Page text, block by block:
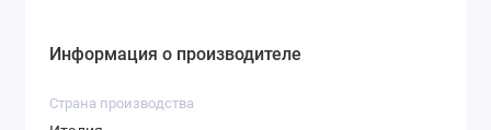
Информация о производителе
Страна производства